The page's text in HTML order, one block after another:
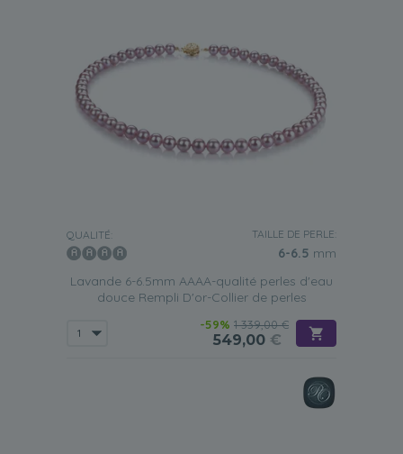
QUALITÉ: TAILLE DE PERLE:
6-6.5 mm
Lavande 6-6.5mm AAAA-qualité perles d'eau
douce Rempli D'or-Collier de perles
-59% 1 339,00 €
549,00 €